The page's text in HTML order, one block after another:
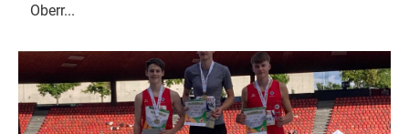
Oberr...